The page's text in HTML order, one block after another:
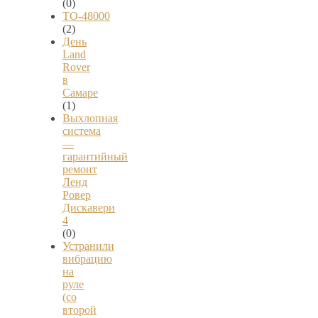
(0)
ТО-48000
(2)
День
Land
Rover
в
Самаре
(1)
Выхлопная
система
—
гарантийный
ремонт
Ленд
Ровер
Дискавери
4
(0)
Устранили
вибрацию
на
руле
(со
второй